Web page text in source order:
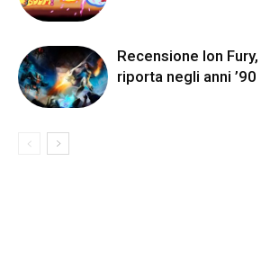
Recensione Ion Fury,
riporta negli anni ’90